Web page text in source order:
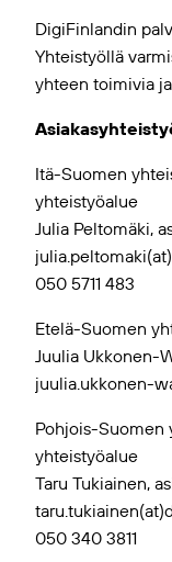
DigiFinlandin
Yhteistyöllä
yhteen toimivia
Itä-Suomen
yhteistyöalue
Julia Peltomäki,
050 5711 483
Etelä-Suomen
Juulia Ukkonen-
juulia.ukkonen-
Pohjois-Suomen
yhteistyöalue
Taru Tukiainen,
050 340 3811